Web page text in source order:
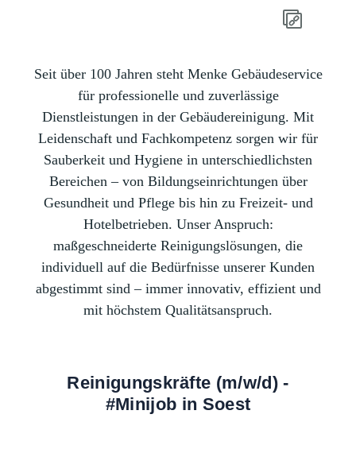
Seit über 100 Jahren steht Menke Gebäudeservice
für professionelle und zuverlässige
Dienstleistungen in der Gebäudereinigung. Mit
Leidenschaft und Fachkompetenz sorgen wir für
Sauberkeit und Hygiene in unterschiedlichsten
Bereichen – von Bildungseinrichtungen über
Gesundheit und Pflege bis hin zu Freizeit- und
Hotelbetrieben. Unser Anspruch:
maßgeschneiderte Reinigungslösungen, die
individuell auf die Bedürfnisse unserer Kunden
abgestimmt sind – immer innovativ, effizient und
mit höchstem Qualitätsanspruch.
Reinigungskräfte (m/w/d) -
#Minijob in Soest